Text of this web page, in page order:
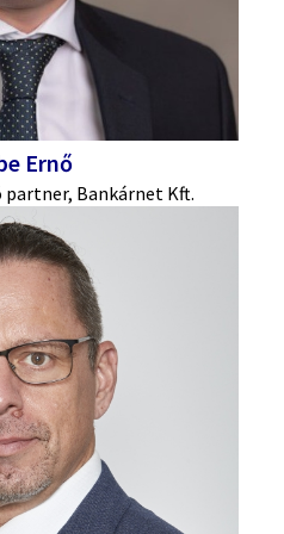
Ernő
partner, Bankárnet Kft.